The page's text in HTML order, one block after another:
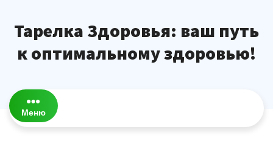
содержимому
Тарелка Здоровья: ваш путь
к оптимальному здоровью!
Меню